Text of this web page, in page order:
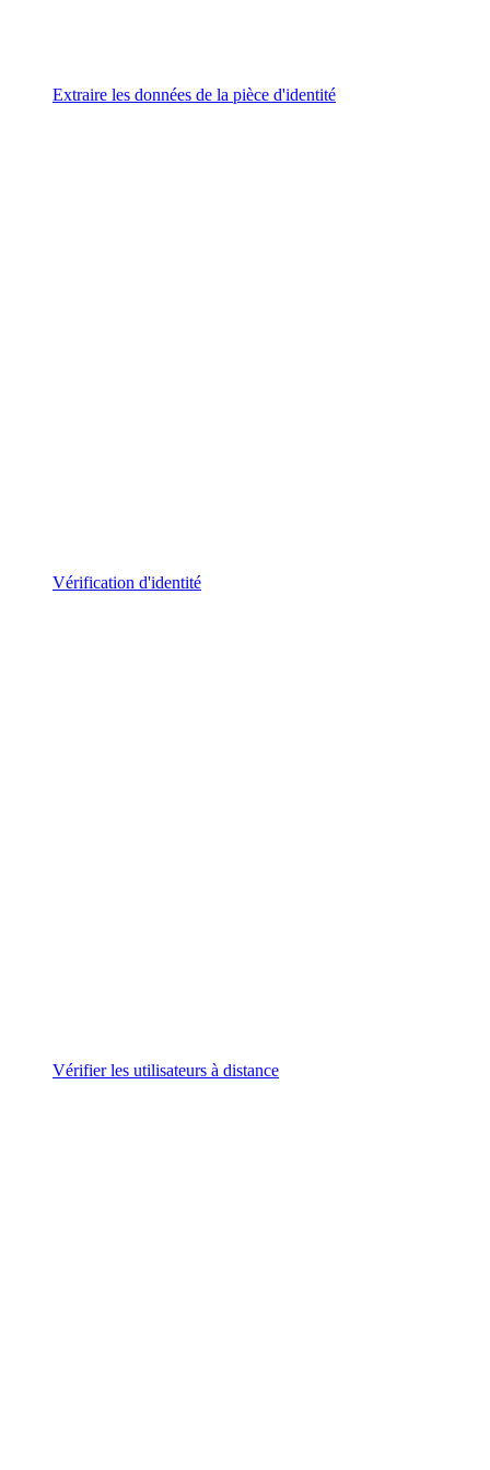
Extraire les données de la pièce d'identité
Vérification d'identité
Vérifier les utilisateurs à distance